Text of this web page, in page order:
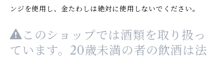
ンジを使用し、金たわしは絶対に使用しないでください。
このショップでは酒類を取り扱っ
ています。20歳未満の者の飲酒は法